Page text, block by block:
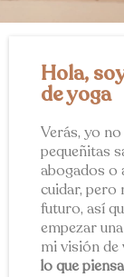
Hola,
de yoga
Verás, yo
pequeñitas
abogados o
cuidar, pero
futuro, así
empezar
mi visión de
lo que